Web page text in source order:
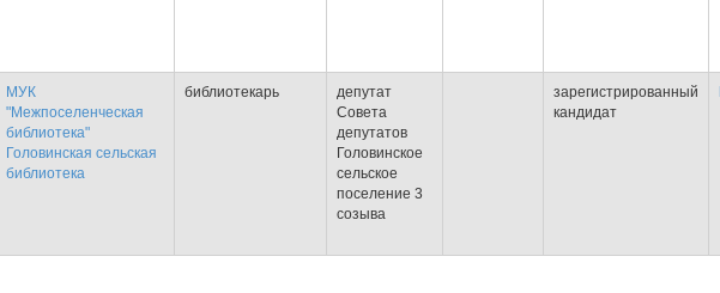
МУК
"Межпоселенческая
библиотека"
Головинская сельская
библиотека
библиотекарь
депутат
Совета
депутатов
Головинское
сельское
поселение 3
созыва
зарегистрированный
кандидат